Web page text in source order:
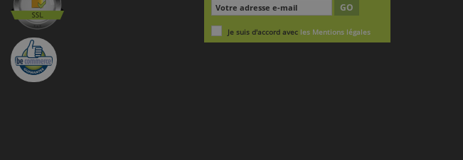
GO
Je suis d'accord avec les Mentions légales